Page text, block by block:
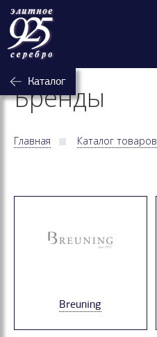
Каталог
Бренды
Главная Каталог товаров
Breuning